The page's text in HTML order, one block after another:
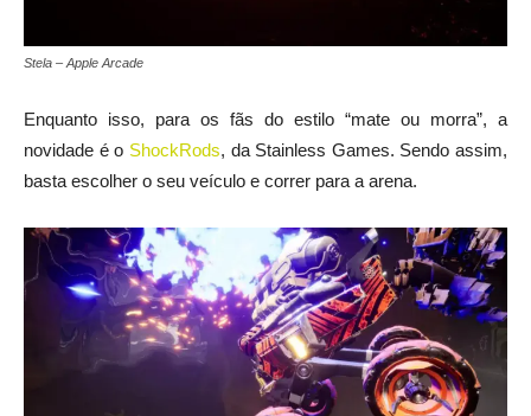
Stela – Apple Arcade
Enquanto isso, para os fãs do estilo “mate ou morra”, a
novidade é o ShockRods, da Stainless Games. Sendo assim,
basta escolher o seu veículo e correr para a arena.